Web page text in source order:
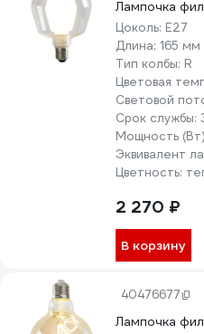
Лампочка
Цоколь: E27
Длина: 165 мм
Тип колбы: R
Цветовая
Световой
Срок службы:
Мощность
Эквивалент
Цветность:
2 270 ₽
В корзину
40476677
Лампочка